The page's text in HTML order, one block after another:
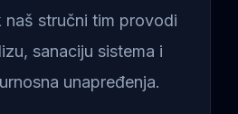
naš stručni tim provodi
sanaciju sistema i
unapređenja.